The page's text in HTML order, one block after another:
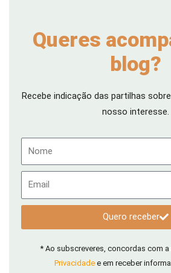
Queres
blog?
Recebe indicação das partilhas
nosso interesse.
Quero receber
* Ao subscreveres, concordas com a
Privacidade e em receber